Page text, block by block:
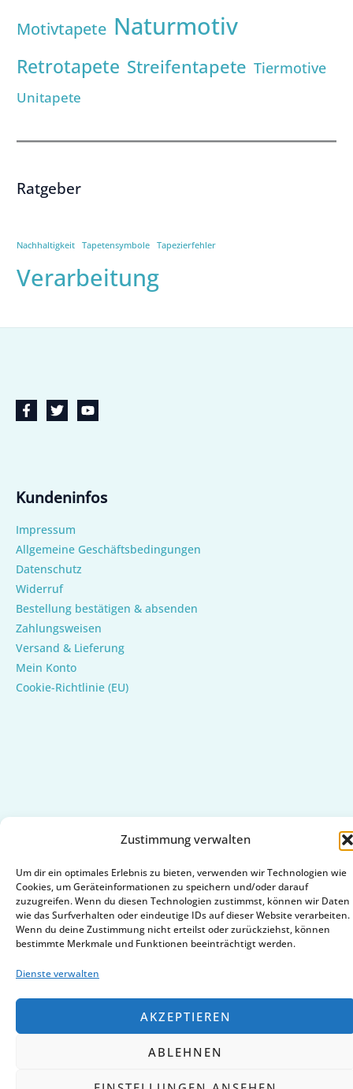
Zustimmung verwalten
Um dir ein optimales Erlebnis zu bieten, verwenden wir Technologien wie
Cookies, um Geräteinformationen zu speichern und/oder darauf
zuzugreifen. Wenn du diesen Technologien zustimmst, können wir Daten
wie das Surfverhalten oder eindeutige IDs auf dieser Website verarbeiten.
Wenn du deine Zustimmung nicht erteilst oder zurückziehst, können
bestimmte Merkmale und Funktionen beeinträchtigt werden.
Dienste verwalten
AKZEPTIEREN
ABLEHNEN
Motivtapete Naturmotiv
Retrotapete Streifentapete Tiermotive
Unitapete
Ratgeber
Nachhaltigkeit Tapetensymbole Tapezierfehler
Verarbeitung
Kundeninfos
Impressum
Allgemeine Geschäftsbedingungen
Datenschutz
Widerruf
Bestellung bestätigen & absenden
Zahlungsweisen
Versand & Lieferung
Mein Konto
Cookie-Richtlinie (EU)
Copyright © 2026 | Powered by
VERTRAG WIDERRUFEN